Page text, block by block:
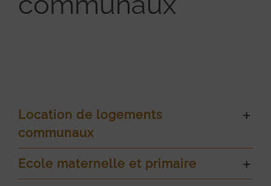
Location de logements
communaux
Ecole maternelle et primaire